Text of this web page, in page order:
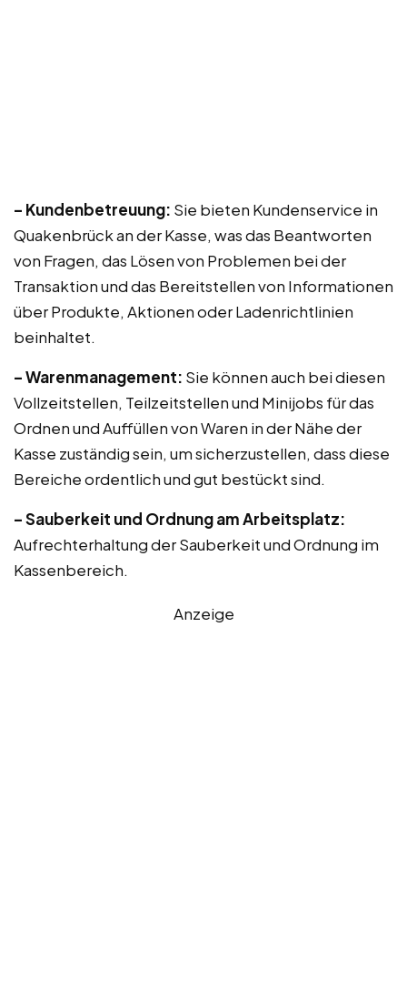
– Kundenbetreuung: Sie bieten Kundenservice in
Quakenbrück an der Kasse, was das Beantworten
von Fragen, das Lösen von Problemen bei der
Transaktion und das Bereitstellen von Informationen
über Produkte, Aktionen oder Ladenrichtlinien
beinhaltet.
– Warenmanagement: Sie können auch bei diesen
Vollzeitstellen, Teilzeitstellen und Minijobs für das
Ordnen und Auffüllen von Waren in der Nähe der
Kasse zuständig sein, um sicherzustellen, dass diese
Bereiche ordentlich und gut bestückt sind.
– Sauberkeit und Ordnung am Arbeitsplatz:
Aufrechterhaltung der Sauberkeit und Ordnung im
Kassenbereich.
Anzeige